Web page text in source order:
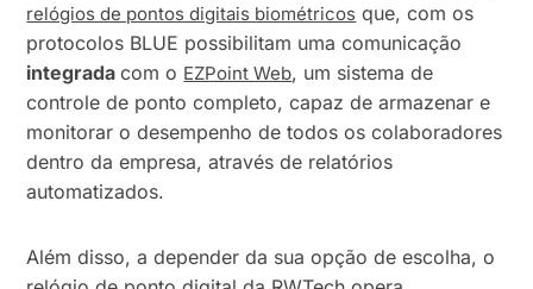
relógios de pontos digitais biométricos que, com os
protocolos BLUE possibilitam uma comunicação
integradacom o EZPoint Web, um sistema de
controle de ponto completo, capaz de armazenar e
monitorar o desempenho de todos os colaboradores
dentro da empresa, através de relatórios
automatizados.
Além disso, a depender da sua opção de escolha, o